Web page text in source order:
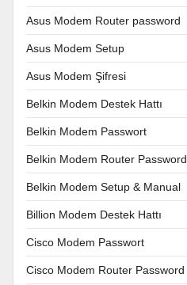
Asus Modem Router password
Asus Modem Setup
Asus Modem Şifresi
Belkin Modem Destek Hattı
Belkin Modem Passwort
Belkin Modem Router Password
Belkin Modem Setup & Manual
Billion Modem Destek Hattı
Cisco Modem Passwort
Cisco Modem Router Password